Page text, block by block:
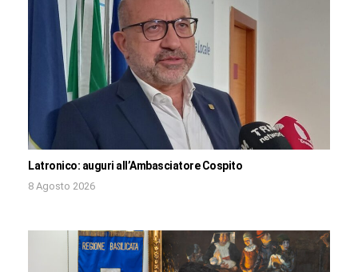
Latronico: auguri all’Ambasciatore Cospito
8 Agosto 2026